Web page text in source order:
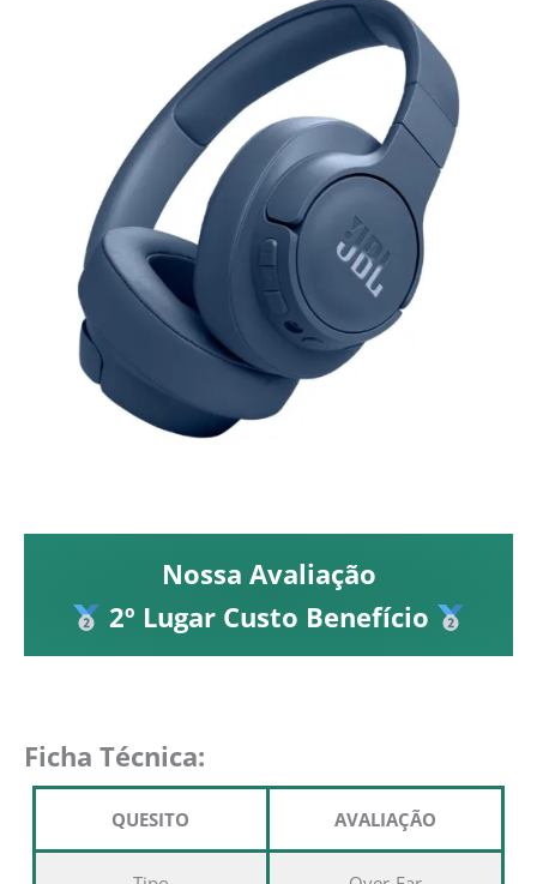
Nossa Avaliação
2º Lugar Custo Benefício
Ficha Técnica:
QUESITO AVALIAÇÃO